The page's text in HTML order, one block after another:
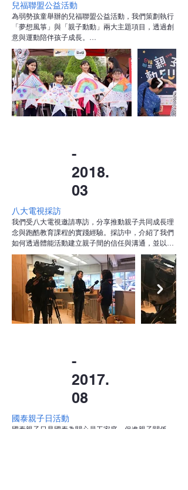
兒福聯盟公益活動
為弱勢孩童舉辦的兒福聯盟公益活動，我們策劃執行
「夢想風箏」與「親子動動」兩大主題項目，透過創
意與運動陪伴孩子成長。
在「夢想風箏」項目中，我們帶領孩子們親手繪製夢
想風箏，再一同放飛於藍天下，象徵希望與願望隨風
展翅高飛。而在「親子動動」活動中，則透過親子瑜
伽帶動運動，讓家庭在互動中培養默契與健康習慣。
活動全程溫馨活潑，所獲營收捐贈給兒福聯盟，用實
際行動支持弱勢兒童，讓愛與公益透過每一位參與者
的行動延伸出去。
-
2018.
03
八大電視採訪
我們受八大電視邀請專訪，分享推動親子共同成長理
念與跑酷教育課程的實踐經驗。採訪中，介紹了我們
如何透過體能活動建立親子間的信任與溝通，並以跑
酷作為引導孩子面對挑戰、培養判斷力與行動力的媒
介。
節目中特別呈現了學生與家長的真實回饋，不僅肯定
活動對孩子身心發展的幫助，也展現了親子一同學
習、彼此陪伴的珍貴過程。此次媒體曝光進一步提升
了大眾對親子共學與動態教育的關注與認同。
-
2017.
08
國泰親子日活動
國泰親子日是國泰為關心員工家庭、促進親子關係，